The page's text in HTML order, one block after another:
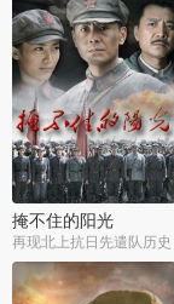
掩不住的阳光
再现北上抗日先遣队历史
全37集